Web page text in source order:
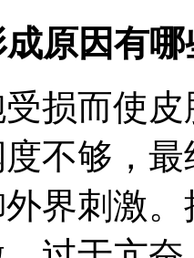
原因有
损而使
不够，最
外界刺激